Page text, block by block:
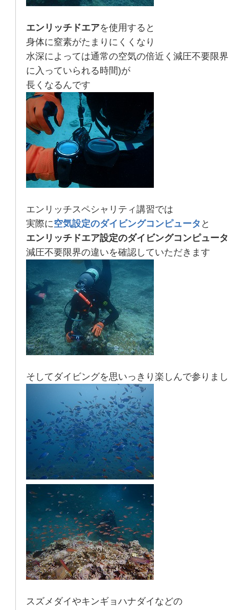
エンリッチドエアを使用すると
身体に窒素がたまりにくくなり
水深によっては通常の空気の倍近く減圧不要限
に入っていられる時間)が
長くなるんです
エンリッチスペシャリティ講習では
実際に空気設定のダイビングコンピュータ と
エンリッチドエア設定のダイビングコンピュータ
減圧不要限界の違いを確認していただきます
そしてダイビングを思いっきり楽しんで参りま
スズメダイやキンギョハナダイなどの